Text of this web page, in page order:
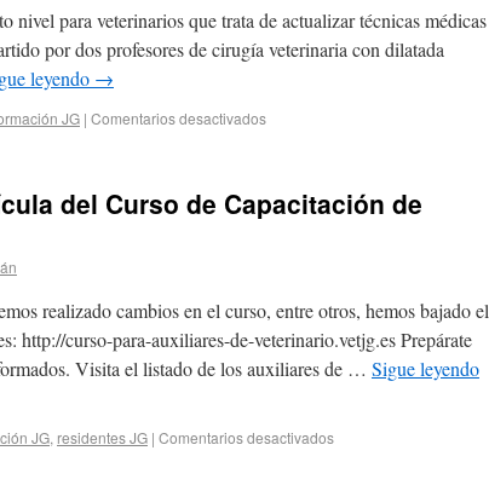
nivel para veterinarios que trata de actualizar técnicas médicas
por dos profesores de cirugía veterinaria con dilatada
leyendo →
JG | Comentarios desactivados
del Curso de Capacitación de
realizado cambios en el curso, entre otros, hemos bajado el
http://curso-para-auxiliares-de-veterinario.vetjg.es Prepárate
Visita el listado de los auxiliares de … Sigue leyendo
JG, residentes JG | Comentarios desactivados